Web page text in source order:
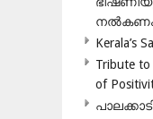
Kerala’s
Tribute to
of